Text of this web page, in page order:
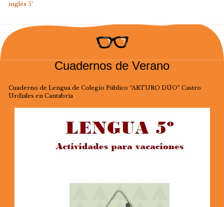
inglés 5º
Cuadernos de Verano
Cuaderno de Lengua de Colegio Público “ARTURO DÚO” Castro
Urdiales en Cantabria